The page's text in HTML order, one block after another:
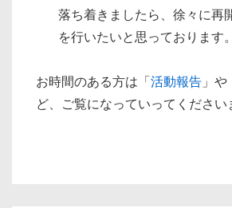
落ち着きましたら、徐々に再
を行いたいと思っております。
お時間のある方は「 活動報告 」や
ど、ご覧になっていってください